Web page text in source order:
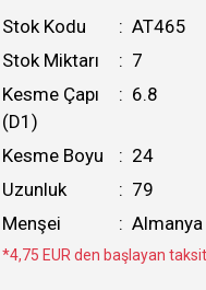
Stok Kodu
AT465
Stok Miktarı
7
Kesme Çapı
(D1)
6.8
Kesme Boyu
24
Uzunluk
79
Menşei
Almanya
*4,75 EUR den başlayan